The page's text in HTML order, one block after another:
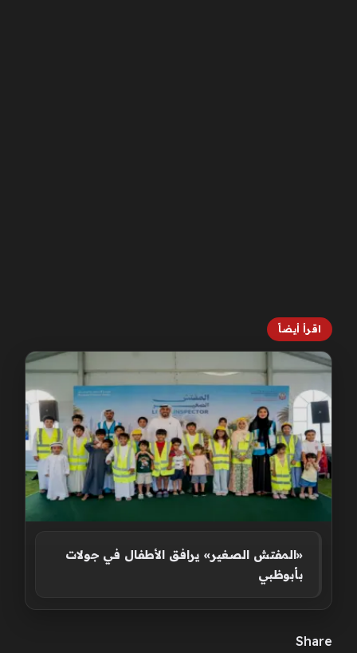
اقرأ أيضاً
«المفتش الصغير» يرافق الأطفال في جولات
بأبوظبي
Share